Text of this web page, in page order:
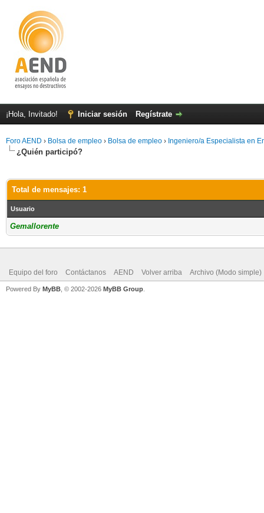
¡Hola, Invitado! Iniciar sesión Regístrate
Foro AEND › Bolsa de empleo › Bolsa de empleo › Ingeniero/a Especialista en
¿Quién participó?
Total de mensajes: 1
Usuario
Gemallorente
Equipo del foro Contáctanos AEND Volver arriba Archivo (Modo simple)
Powered By MyBB , © 2002-2026 MyBB Group